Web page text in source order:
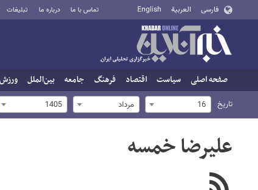
فارسی العربية English تماس با ما درباره ما تبلیغات
صفحه اصلی سیاست اقتصاد فرهنگ جامعه بین‌الملل ورزش
تاریخ 16 مرداد 1405
علیرضا خمسه